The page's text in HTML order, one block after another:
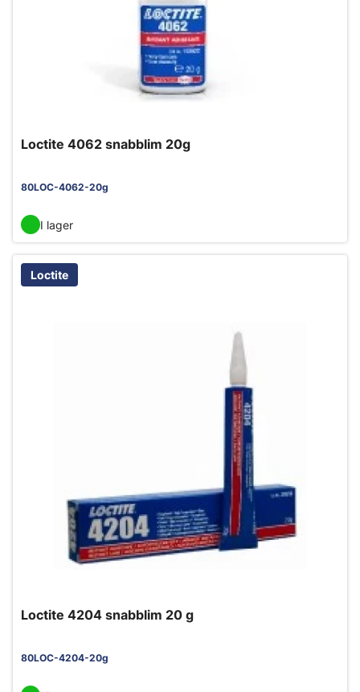
Loctite 4062 snabblim 20g
80LOC-4062-20g
I lager
Loctite
Loctite 4204 snabblim 20 g
80LOC-4204-20g